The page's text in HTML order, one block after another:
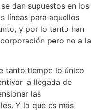
dan supuestos en los
líneas para aquellos
y por lo tanto han
pero no a la
tanto tiempo lo único
la llegada de
las
Y lo que es más